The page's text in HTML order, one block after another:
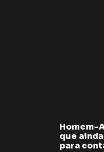
Homem-
que
para